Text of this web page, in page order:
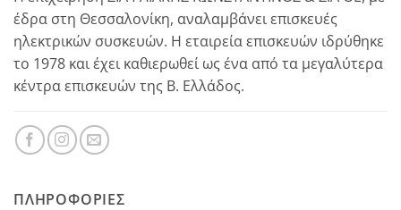
έδρα στη Θεσσαλονίκη, αναλαμβάνει επισκευές
ηλεκτρικών συσκευών. Η εταιρεία επισκευών ιδρύθηκε
το 1978 και έχει καθιερωθεί ως ένα από τα μεγαλύτερα
κέντρα επισκευών της Β. Ελλάδος.
ΠΛΗΡΟΦΟΡΊΕΣ